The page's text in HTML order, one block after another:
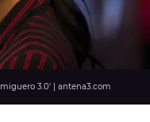
3.0' | antena3.com